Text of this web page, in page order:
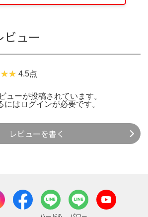
ビュー
4.5点
ューが投稿されています。
には ログインが必要です。
レビューを書く